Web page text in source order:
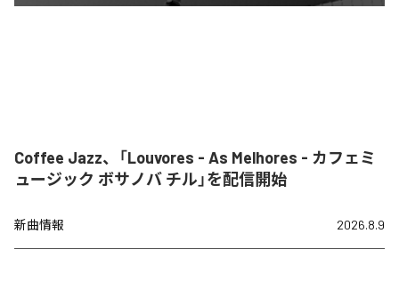
Coffee Jazz、「Louvores - As Melhores - カフェミ
ュージック ボサノバ チル」を配信開始
新曲情報 2026.8.9